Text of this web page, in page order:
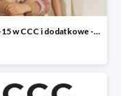
Rabat -15 w CCC i dodatkowe -20% dla klubowiczów